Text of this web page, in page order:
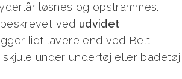
løsnes og opstrammes.
ved udvidet
lidt lavere end ved Belt
under undertøj eller badetøj.